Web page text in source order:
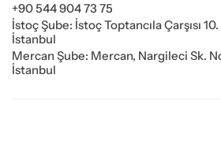
+90 544 904 73 75
İstoç Şube: İstoç Toptancıla Çarşısı
İstanbul
Mercan Şube: Mercan, Nargileci Sk.
İstanbul